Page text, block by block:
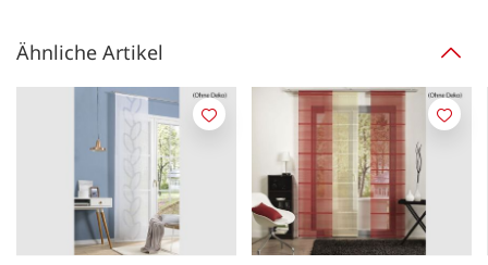
Ähnliche Artikel
Merken